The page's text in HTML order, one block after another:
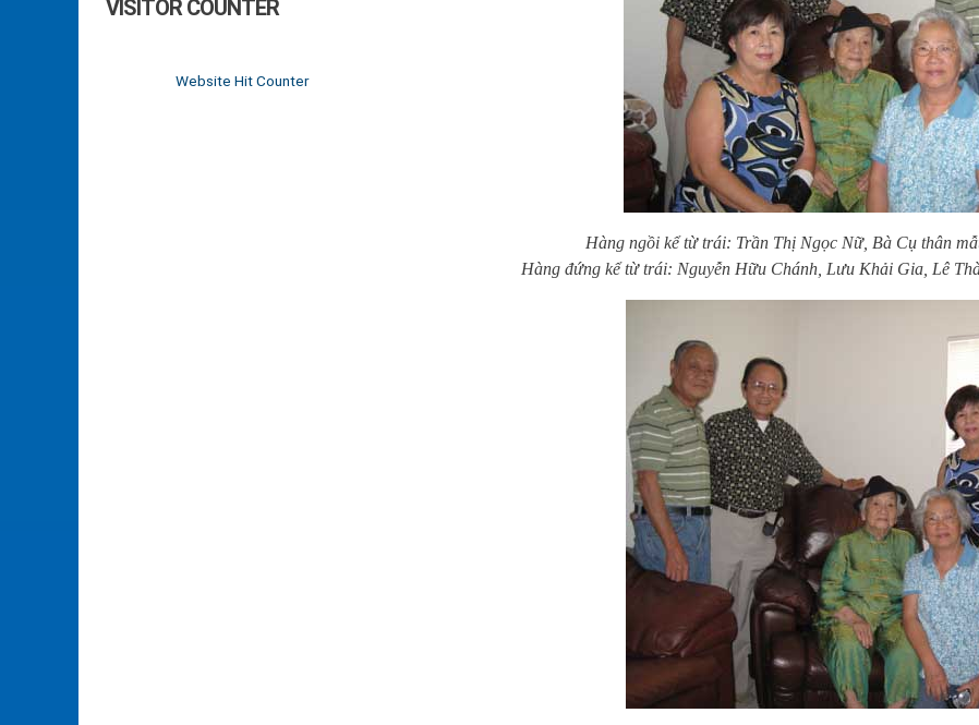
VISITOR COUNTER
Website Hit Counter
Hàng ngồi kể từ trái: Trần Thị Ngọc Nữ, Bà Cụ thân
Hàng đứng kể từ trái: Nguyễn Hữu Chánh, Lưu Khải Gia, Lê